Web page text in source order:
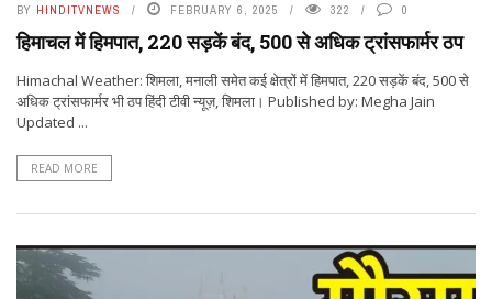
BY HINDITVNEWS FEBRUARY 6, 2025 322 0
हिमाचल में हिमपात, 220 सड़कें बंद, 500 से अधिक ट्रांसफार्मर ठप
Himachal Weather: शिमला, मनाली समेत कई क्षेत्रों में हिमपात, 220 सड़कें बंद, 500 से
अधिक ट्रांसफार्मर भी ठप हिंदी टीवी न्यूज़, शिमला। Published by: Megha Jain
Updated ...
READ MORE